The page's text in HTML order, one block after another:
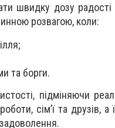
швидку дозу
розвагою, коли:
та борги.
підміняючи
сім’ї та друзів, а